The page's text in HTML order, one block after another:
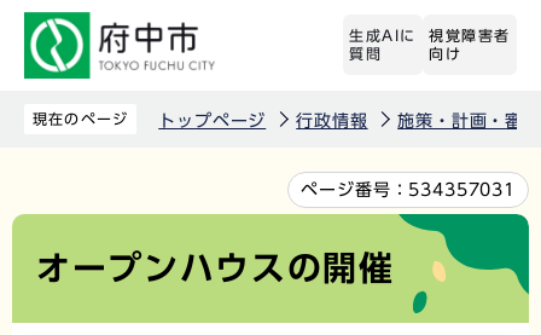
先
す
生成AIに
質問
視覚障害者
向け
現在のページ トップページ 行政情報 施策・計画・審
文
か
ページ番号： 534357031
オープンハウスの開催